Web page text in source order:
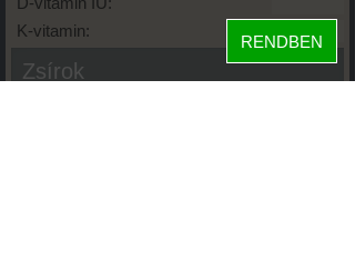
K-vitamin:
Zsírok
RENDBEN